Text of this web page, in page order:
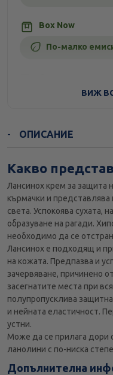
Box Now
По-малко
ВИЖ
ОПИСАНИЕ
Какво
Лансинох крем за защита
кърмачки и
света. Успокоява сухата,
образуване на рагади.
необходимо да се
Лансинох е подходящ и
на кожата. Предпазва и
зачервяване, причинено
засегнатите места при
полупропусклива
и нейната еластичност.
устни.
Може да се прилага дори
ланолини с по-ниска
Допълнителна